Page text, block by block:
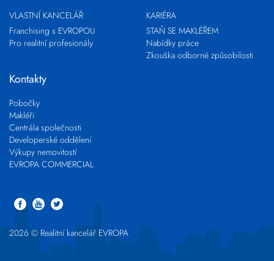
VLASTNÍ KANCELÁŘ
Franchising s EVROPOU
Pro realitní profesionály
KARIÉRA
STAŇ SE MAKLÉŘEM
Nabídky práce
Zkouška odborné způsobilosti
Kontakty
Pobočky
Makléři
Centrála společnosti
Developerské oddělení
Výkupy nemovitostí
EVROPA COMMERCIAL
2026 © Realitní kancelář EVROPA